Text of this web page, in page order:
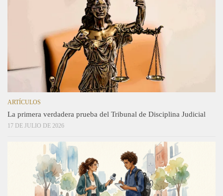
ARTÍCULOS
La primera verdadera prueba del Tribunal de Disciplina Judicial
17 DE JULIO DE 2026